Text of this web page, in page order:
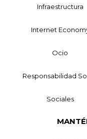
Infraestructura
Internet
Ocio
Responsabilidad
Sociales